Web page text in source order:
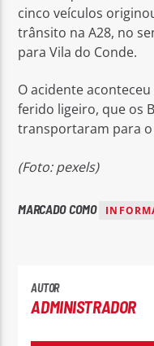
Rádio No ar
cinco veículos
trânsito na A28, no
para Vila do Conde.
O acidente
ferido ligeiro, que os
transportaram para o
(Foto: pexels)
MARCADO COMO
AUTOR
ADMINISTRADOR